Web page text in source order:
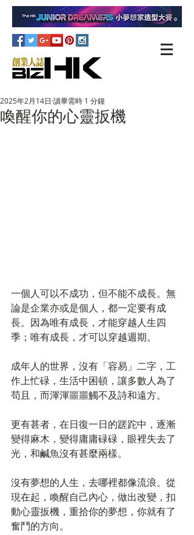
喚醒你的心靈扳機
2025年2月14日 讀畢需時 1 分鐘
一個人可以不成功，但不能不成長。無
論是企業亦或是個人，都一定要有成
長。因為唯有成長，才能穿越人生四
季；唯有成長，才可以穿越週期。
成年人的世界，沒有「容易」二字，工
作上忙碌，生活中困頓，讓多數人為了
苟且，而渾渾噩噩觸不及詩和遠方。
更有甚者，在日復一日的蹉跎中，逐漸
變得麻木，變得庸庸碌碌，眼裡失去了
光，和鹹魚沒有甚麼兩樣。
沒有夢想的人生，去哪裡都像流浪。從
現在起，喚醒自己內心，做出改變，扣
動心靈扳機，重拾你的夢想，你就有了
奮鬥的方向。